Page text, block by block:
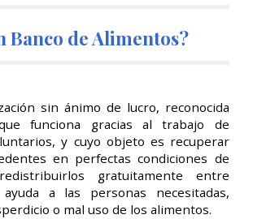
Banco de Alimentos?
sin ánimo de lucro, reconocida
funciona gracias al trabajo de
y cuyo objeto es recuperar
en perfectas condiciones de
gratuitamente entre
a las personas necesitadas,
o mal uso de los alimentos.